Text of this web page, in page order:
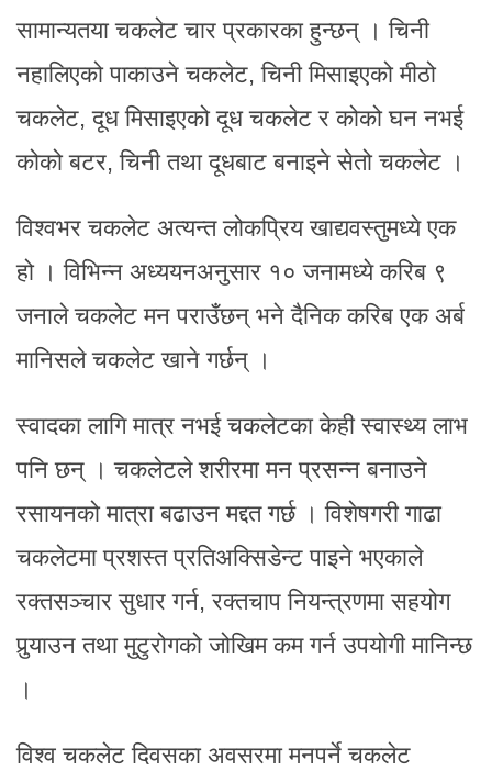
सामान्यतया चकलेट चार प्रकारका हुन्छन् । चिनी
नहालिएको पाकाउने चकलेट, चिनी मिसाइएको मीठो
चकलेट, दूध मिसाइएको दूध चकलेट र कोको घन नभई
कोको बटर, चिनी तथा दूधबाट बनाइने सेतो चकलेट ।
विश्वभर चकलेट अत्यन्त लोकप्रिय खाद्यवस्तुमध्ये एक
हो । विभिन्न अध्ययनअनुसार १० जनामध्ये करिब ९
जनाले चकलेट मन पराउँछन् भने दैनिक करिब एक अर्ब
मानिसले चकलेट खाने गर्छन् ।
स्वादका लागि मात्र नभई चकलेटका केही स्वास्थ्य लाभ
पनि छन् । चकलेटले शरीरमा मन प्रसन्न बनाउने
रसायनको मात्रा बढाउन मद्दत गर्छ । विशेषगरी गाढा
चकलेटमा प्रशस्त प्रतिअक्सिडेन्ट पाइने भएकाले
रक्तसञ्चार सुधार गर्न, रक्तचाप नियन्त्रणमा सहयोग
पुर्‍याउन तथा मुटुरोगको जोखिम कम गर्न उपयोगी मानिन्छ
।
विश्व चकलेट दिवसका अवसरमा मनपर्ने चकलेट